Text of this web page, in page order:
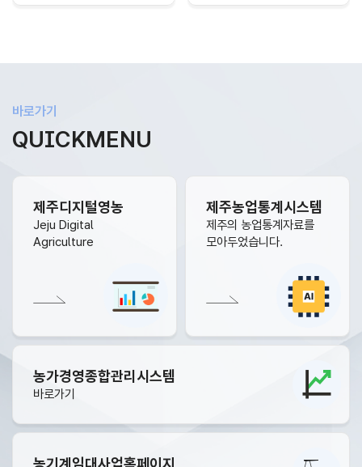
바로가기
QUICKMENU
제주디지털영농
Jeju Digital
Agriculture
제주농업통계시스템
제주의 농업통계자료를
모아두었습니다.
농가경영종합관리시스템
바로가기
농기계임대사업홈페이지